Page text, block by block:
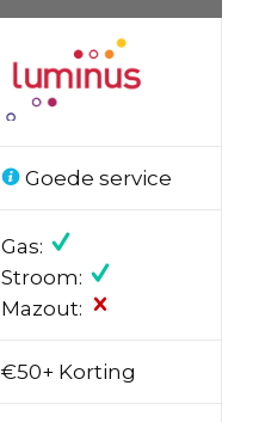
Goede service
Gas:
Stroom:
Mazout:
€50+ Korting